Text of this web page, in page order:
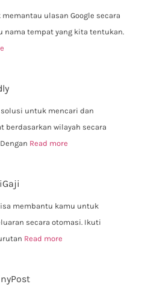
ulasan Google secara
nama tempat yang kita tentukan.
solusi untuk mencari dan
wilayah secara
Read more
membantu kamu untuk
secara otomasi. Ikuti
Read more